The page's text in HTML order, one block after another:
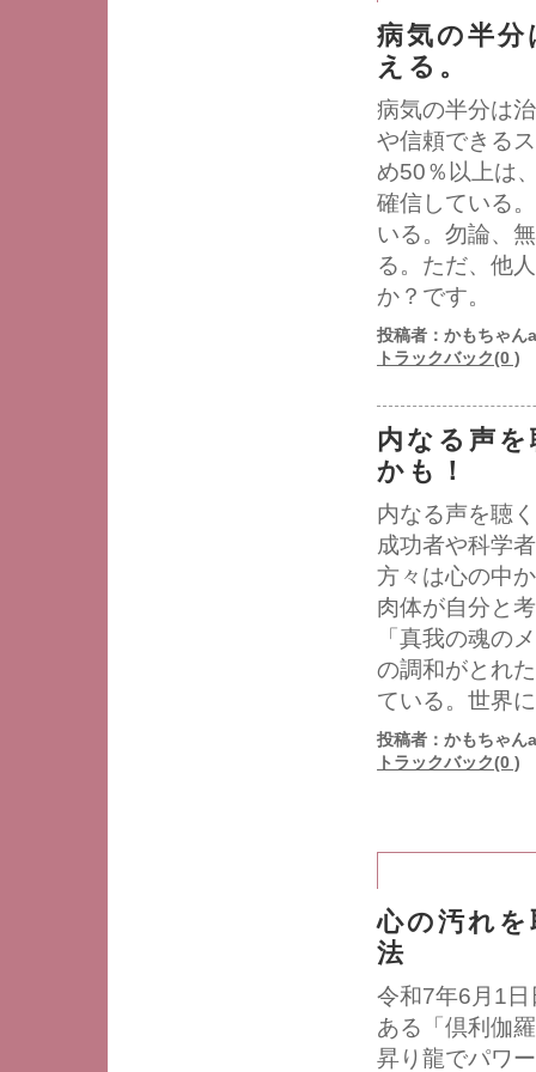
病気の半
える。
病気の半分は
や信頼できる
め50％以上は
確信している
いる。勿論、
る。ただ、他
か？です。
投稿者：かもちゃ
トラックバック(0 )
内なる声
かも！
内なる声を聴
成功者や科学
方々は心の中
肉体が自分と
「真我の魂の
の調和がとれ
ている。世界
投稿者：かもちゃ
トラックバック(0 )
心の汚れ
法
令和7年6月1
ある「倶利伽
昇り龍でパワ